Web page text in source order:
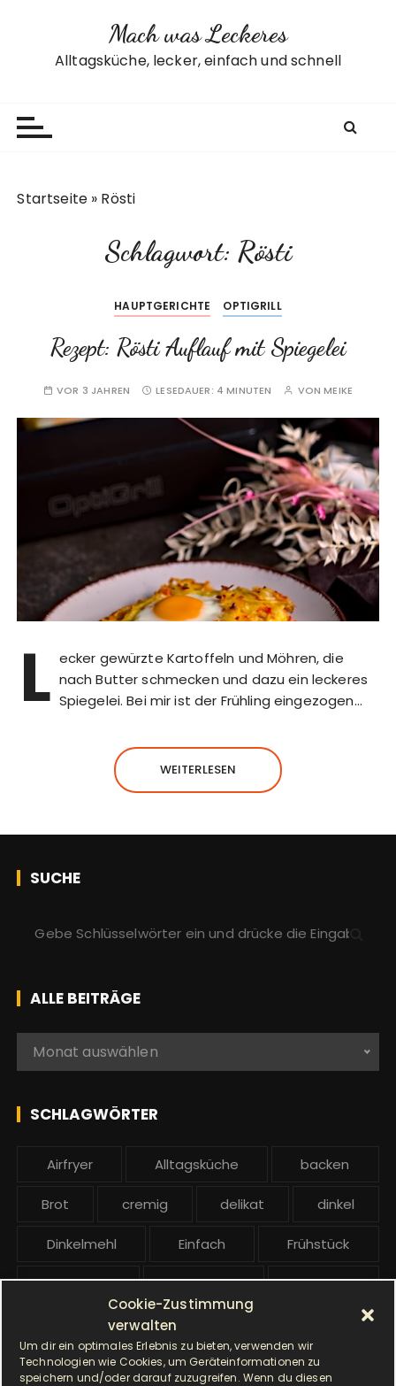
Cookie-Zustimmung
verwalten
Um dir ein optimales Erlebnis zu bieten, verwenden wir
Technologien wie Cookies, um Geräteinformationen zu
speichern und/oder darauf zuzugreifen. Wenn du diesen
Mach was Leckeres
Alltagsküche, lecker, einfach und schnell
Startseite » Rösti
Schlagwort: Rösti
HAUPTGERICHTE OPTIGRILL
Rezept: Rösti Auflauf mit Spiegelei
VOR 3 JAHREN LESEDAUER: 4 MINUTEN VONMEIKE
L ecker gewürzte Kartoffeln und Möhren, die
nach Butter schmecken und dazu ein leckeres
Spiegelei. Bei mir ist der Frühling eingezogen…
WEITERLESEN
SUCHE
h
e
n
c
:
ALLE BEITRÄGE
e
e
Monat auswählen
SCHLAGWÖRTER
Airfryer Alltagsküche backen
Brot cremig delikat dinkel
Dinkelmehl Einfach Frühstück
Gebäck gesund Grillen
Hauptgericht
HP5031 HP 5031